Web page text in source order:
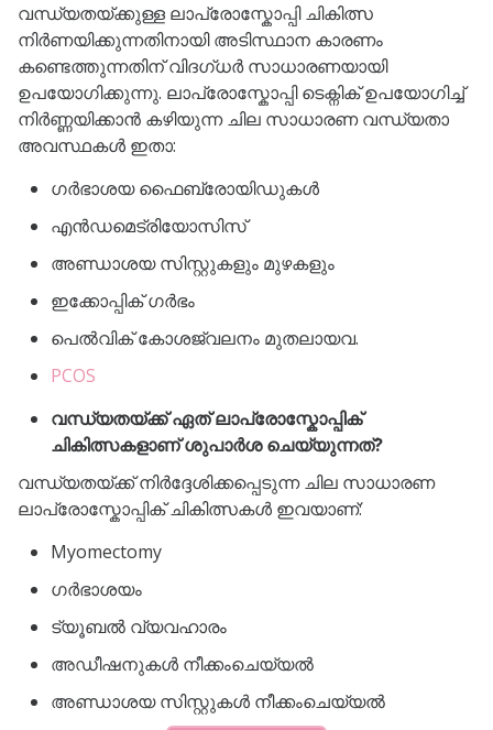
വന്ധ്യതയ്ക്കുള്ള ലാപ്രോസ്കോപ്പി ചികിത്സ
നിർണയിക്കുന്നതിനായി അടിസ്ഥാന കാരണം
കണ്ടെത്തുന്നതിന് വിദഗ്ധർ സാധാരണയായി
ഉപയോഗിക്കുന്നു. ലാപ്രോസ്കോപ്പി ടെക്നിക് ഉപയോഗിച്ച്
നിർണ്ണയിക്കാൻ കഴിയുന്ന ചില സാധാരണ വന്ധ്യതാ
അവസ്ഥകൾ ഇതാ:
ഗർഭാശയ ഫൈബ്രോയിഡുകൾ
എൻഡമെട്രിയോസിസ്
അണ്ഡാശയ സിസ്റ്റുകളും മുഴകളും
ഇക്കോപ്പിക് ഗർഭം
പെൽവിക് കോശജ്വലനം മുതലായവ.
PCOS
വന്ധ്യതയ്ക്ക് ഏത് ലാപ്രോസ്കോപ്പിക്
ചികിത്സകളാണ് ശുപാർശ ചെയ്യുന്നത്?
വന്ധ്യതയ്ക്ക് നിർദ്ദേശിക്കപ്പെടുന്ന ചില സാധാരണ
ലാപ്രോസ്കോപ്പിക് ചികിത്സകൾ ഇവയാണ്:
Myomectomy
ഗർഭാശയം
ട്യൂബൽ വ്യവഹാരം
അഡീഷനുകൾ നീക്കംചെയ്യൽ
അണ്ഡാശയ സിസ്റ്റുകൾ നീക്കംചെയ്യൽ